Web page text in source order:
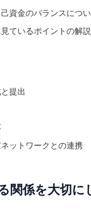
資金のバランスにつ
ているポイントの解説
提出
ットワークとの連携
関係を大切に